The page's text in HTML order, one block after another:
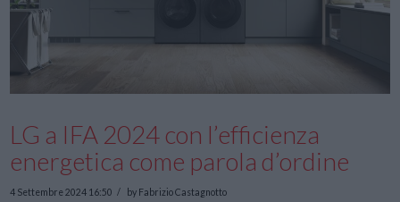
LG a IFA 2024 con l’efficienza
energetica come parola d’ordine
4 Settembre 2024 16:50 by Fabrizio Castagnotto